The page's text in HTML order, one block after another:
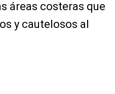
áreas costeras que
y cautelosos al